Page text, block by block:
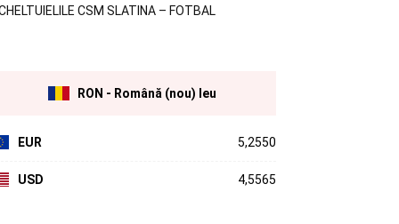
CSM SLATINA – FOTBAL
RON - Română (nou) leu
EUR 5,2550
USD 4,5565